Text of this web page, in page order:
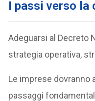
I passi verso la
Adeguarsi al Decreto
strategia operativa,
Le imprese dovranno
passaggi